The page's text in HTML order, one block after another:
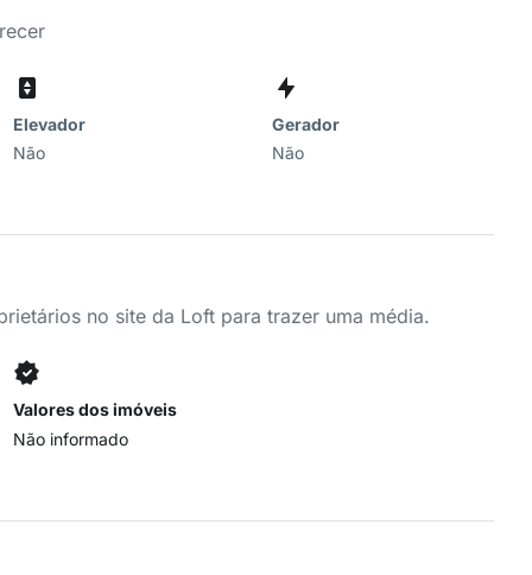
Elevador
Não
Gerador
Não
no site da Loft para trazer uma média.
Valores dos imóveis
Não informado